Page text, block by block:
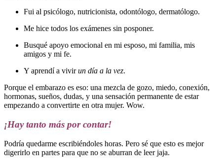
Fui al psicólogo, nutricionista, odontólogo, dermatólogo.
Me hice todos los exámenes sin posponer.
Busqué apoyo emocional en mi esposo, mi familia, mis
amigos y mi fe.
Y aprendí a vivirun día a la vez.
Porque el embarazo es eso: una mezcla de gozo, miedo, conexión,
hormonas, sueños, dudas, y una sensación permanente de estar
empezando a convertirte en otra mujer. Wow.
¡Hay tanto más por contar!
Podría quedarme escribiéndoles horas. Pero sé que esto es mejor
digerirlo en partes para que no se aburran de leer jaja.